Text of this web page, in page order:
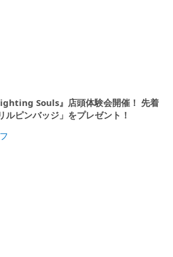
Souls』店頭体験会開催！ 先着
ルピンバッジ」をプレゼント！